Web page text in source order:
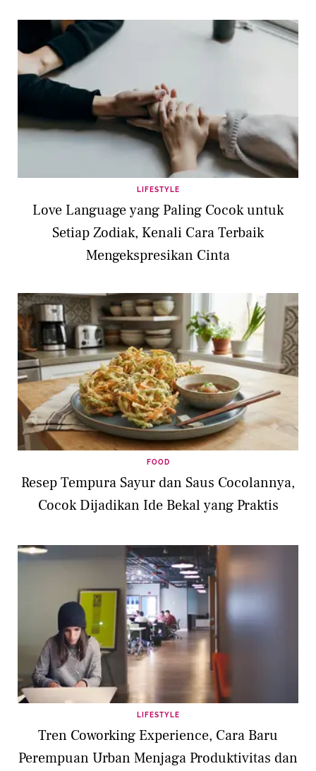
LIFESTYLE
Love Language yang Paling Cocok untuk
Setiap Zodiak, Kenali Cara Terbaik
Mengekspresikan Cinta
FOOD
Resep Tempura Sayur dan Saus Cocolannya,
Cocok Dijadikan Ide Bekal yang Praktis
LIFESTYLE
Tren Coworking Experience, Cara Baru
Perempuan Urban Menjaga Produktivitas dan